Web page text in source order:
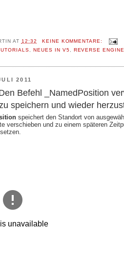
AT 12:32
KEINE KOMMENTARE:
NEUES IN V5 REVERSE
2011
Befehl _NamedPosition
speichern und wieder
speichert den Standort von
verschieben und zu einem späteren